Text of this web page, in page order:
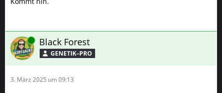
Online Black Forest
GENETIK–PRO
3. März 2025 um 09:13